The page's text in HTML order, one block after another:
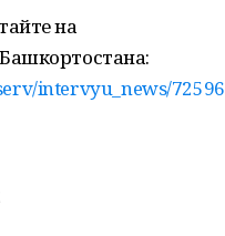
на
intervyu_news/